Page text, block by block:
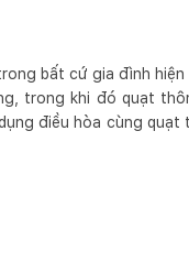
bất cứ gia đình hiện
trong khi đó quạt
điều hòa cùng